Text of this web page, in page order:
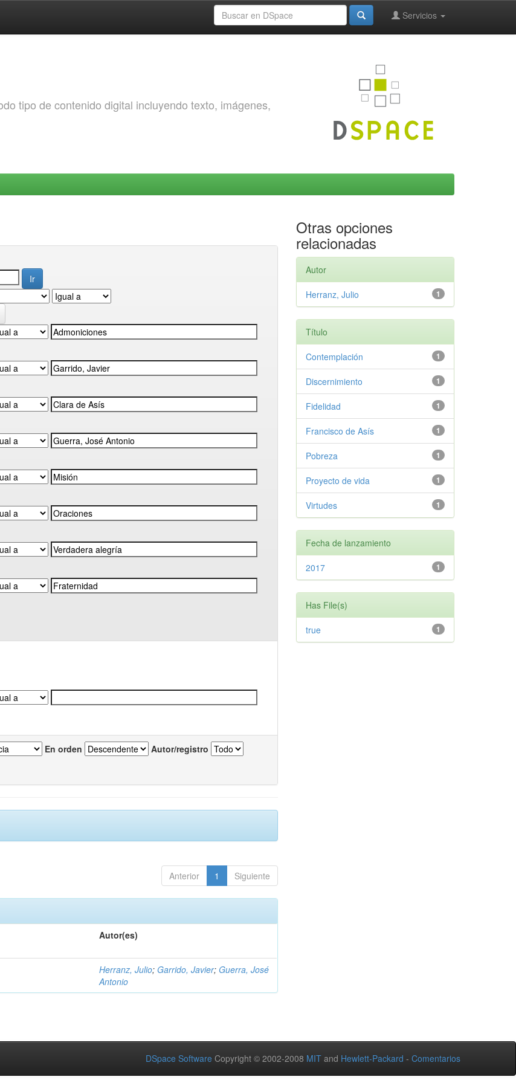
Servicios
tipo de contenido digital incluyendo texto, imágenes,
En orden Autor/registro
Anterior 1 Siguiente
Autor(es)
Herranz, Julio; Garrido, Javier; Guerra, José
Antonio
Otras opciones
relacionadas
Autor
1
Herranz, Julio
Título
1
Contemplación
1
Discernimiento
1
Fidelidad
1
Francisco de Asís
1
Pobreza
1
Proyecto de vida
1
Virtudes
Fecha de lanzamiento
1
2017
Has File(s)
1
true
DSpace Software Copyright © 2002-2008 MIT and Hewlett-Packard - Comentarios